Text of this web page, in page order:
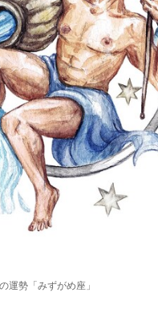
運勢「みずがめ座」